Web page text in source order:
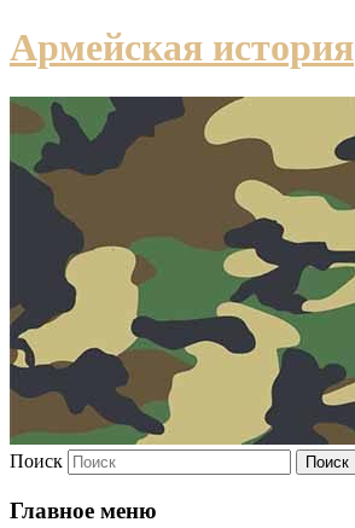
Армейская история
Поиск
Главное меню